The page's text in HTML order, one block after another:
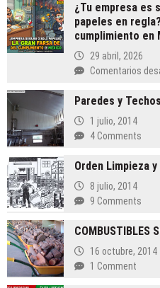
¿Tu empresa es
papeles en
cumplimiento en
29 abril, 2026
Comentarios
Paredes y Techos
1 julio, 2014
4 Comments
Orden Limpieza
8 julio, 2014
9 Comments
COMBUSTIBLES
16 octubre, 2014
1 Comment